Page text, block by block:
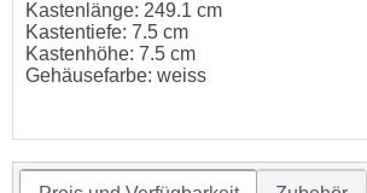
Kastenlänge: 249.1 cm
Kastentiefe: 7.5 cm
Kastenhöhe: 7.5 cm
Gehäusefarbe: weiss